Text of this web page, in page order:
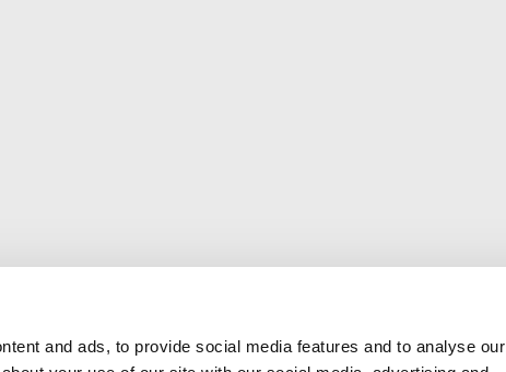
and ads, to provide social media features and to analyse our